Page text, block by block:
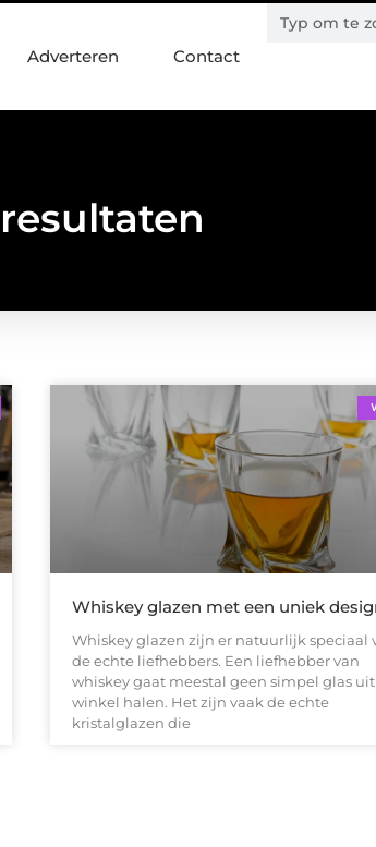
Adverteren Contact
Whiskey glazen met een uniek
Whiskey glazen zijn er natuurlijk speciaal
de echte liefhebbers. Een liefhebber van
whiskey gaat meestal geen simpel glas
winkel halen. Het zijn vaak de echte
kristalglazen die